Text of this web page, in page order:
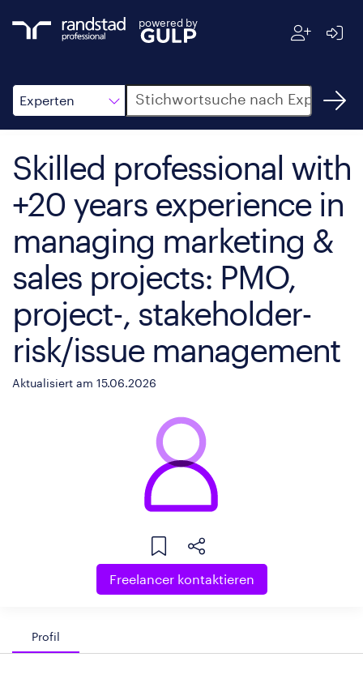
powered by
Experten
Suche
Skilled professional with
+20 years experience in
managing marketing &
sales projects: PMO,
project-, stakeholder-
risk/issue management
Aktualisiert am 15.06.2026
Freelancer kontaktieren
Profil